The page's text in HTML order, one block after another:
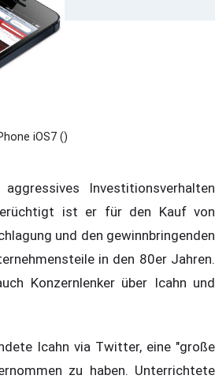
iOS7 ()
Investitionsverhalten
ist er für den Kauf von
und den gewinnbringenden
in den 80er Jahren.
Konzernlenker über Icahn und
Icahn via Twitter, eine "große
zu haben. Unterrichtete